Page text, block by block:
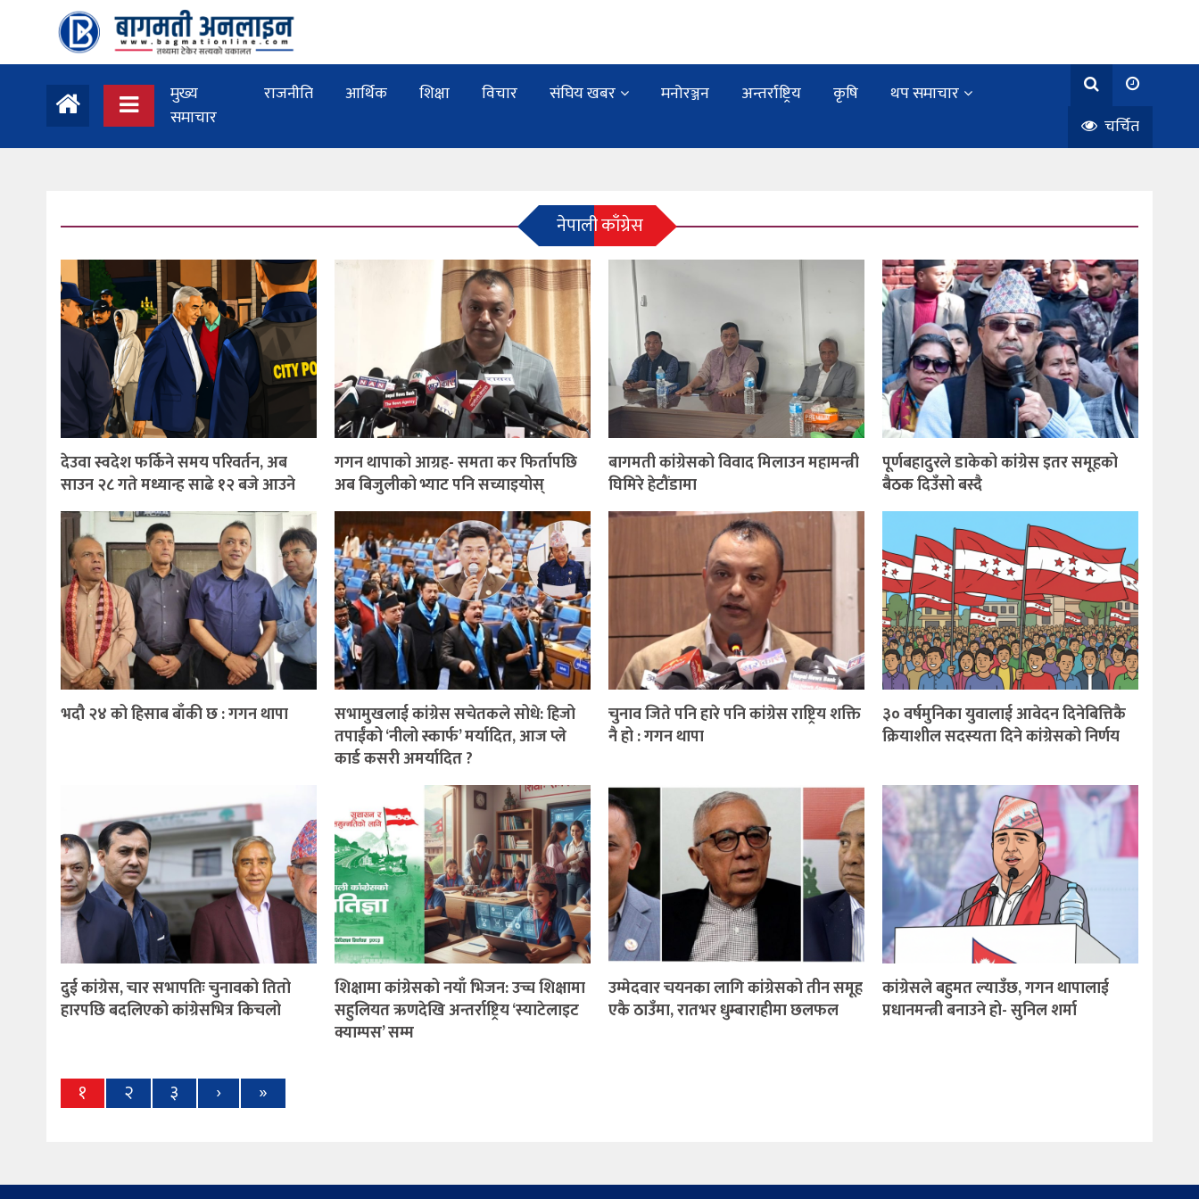
मुख्य
समाचार
राजनीति आर्थिक शिक्षा विचार संघिय खबर मनोरञ्जन अन्तर्राष्ट्रिय कृषि
थप समाचार
चर्चित
नेपाली काँग्रेस
देउवा स्वदेश फर्किने समय परिवर्तन, अब
साउन २८ गते मध्यान्ह साढे १२ बजे आउने
गगन थापाको आग्रह- समता कर फिर्तापछि
अब बिजुलीको भ्याट पनि सच्याइयोस्
बागमती कांग्रेसको विवाद मिलाउन महामन्त्री
घिमिरे हेटौंडामा
पूर्णबहादुरले डाकेको कांग्रेस इतर समूहको
बैठक दिउँसो बस्दै
भदौ २४ को हिसाब बाँकी छ : गगन थापा
सभामुखलाई कांग्रेस सचेतकले सोधे: हिजो
तपाईंको ‘नीलो स्कार्फ’ मर्यादित, आज प्ले
कार्ड कसरी अमर्यादित ?
चुनाव जिते पनि हारे पनि कांग्रेस राष्ट्रिय शक्ति
नै हो : गगन थापा
३० वर्षमुनिका युवालाई आवेदन दिनेबित्तिकै
क्रियाशील सदस्यता दिने कांग्रेसको निर्णय
दुई कांग्रेस, चार सभापतिः चुनावको तितो
हारपछि बदलिएको कांग्रेसभित्र किचलो
शिक्षामा कांग्रेसको नयाँ भिजन: उच्च शिक्षामा
सहुलियत ऋणदेखि अन्तर्राष्ट्रिय ‘स्याटेलाइट
क्याम्पस’ सम्म
उम्मेदवार चयनका लागि कांग्रेसको तीन समूह
एकै ठाउँमा, रातभर धुम्बाराहीमा छलफल
कांग्रेसले बहुमत ल्याउँछ, गगन थापालाई
प्रधानमन्त्री बनाउने हो- सुनिल शर्मा
१ २ ३ › »